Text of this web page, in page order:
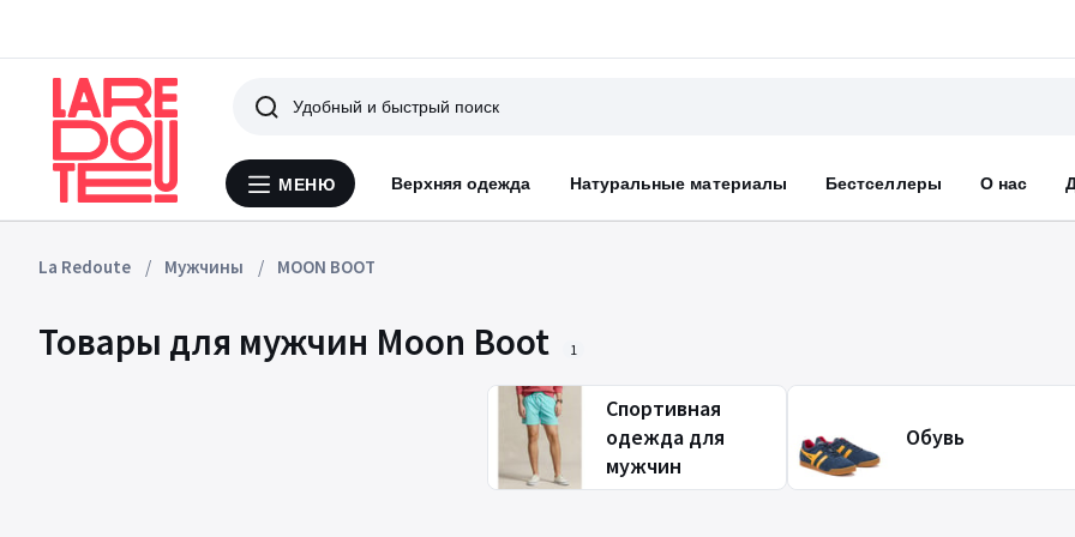
Меню
МЕНЮ Верхняя одежда Натуральные материалы Бестселлеры О нас
Поиск
La Redoute Мужчины MOON BOOT
Товары для мужчин Moon Boot 1
Спортивная
одежда для
мужчин
Обувь